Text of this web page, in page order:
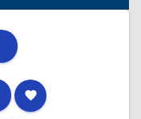
favorite